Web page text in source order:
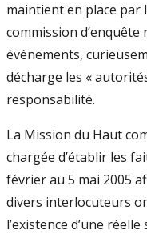
maintient en place par
commission
événements,
décharge les «
responsabilité.
La Mission du Haut
chargée d’établir les
février au 5 mai 2005
divers interlocuteurs
l’existence d’une